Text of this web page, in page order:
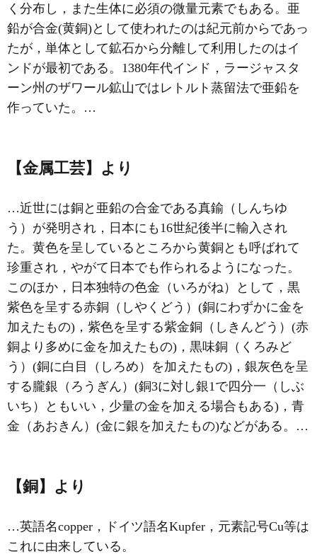
く分布し，また生体に必須の微量元素でもある。亜
鉛が合金(黄銅)として使われたのは紀元前からであっ
たが，単体として鉱石から分離して利用したのはイ
ンドが最初である。1380年代インド，ラージャスタ
ーン州のザワール鉱山ではレトルト蒸留法で亜鉛を
作っていた。…
【金属工芸】より
…近世には銅と亜鉛の合金である真鍮（しんちゆ
う）が発明され，日本にも16世紀後半に輸入され
た。黄色を呈しているところから黄銅とも呼ばれて
珍重され，やがて日本でも作られるようになった。
このほか，日本独特の色金（いろがね）として，黒
紫色を呈する赤銅（しやくどう）(銅にわずかに金を
加えたもの)，紫色を呈する紫金銅（しきんどう）(赤
銅より多めに金を加えたもの)，黒味銅（くろみど
う）(銅に白目（しろめ）を加えたもの)，銀灰色を呈
する朧銀（ろうぎん）(銅3に対し銀1で四分一（しぶ
いち）ともいい，少量の金を加える場合もある)，青
金（あおきん）(金に銀を加えたもの)などがある。…
【銅】より
…英語名copper，ドイツ語名Kupfer，元素記号Cu等は
これに由来している。